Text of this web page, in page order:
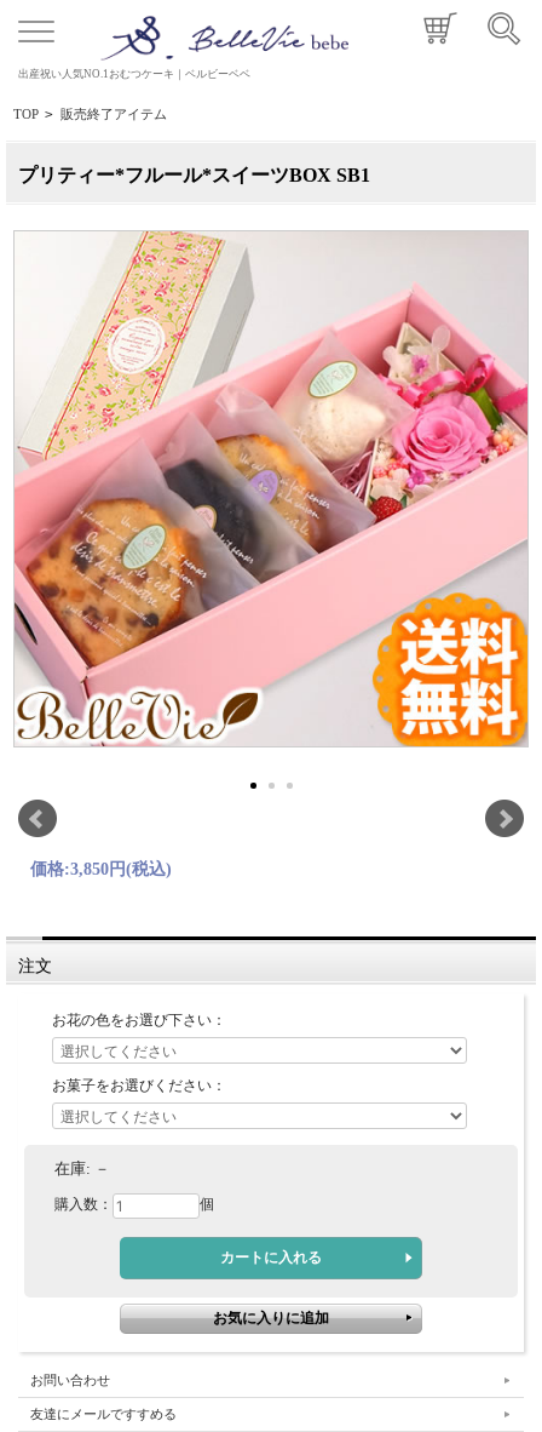
出産祝い人気NO.1おむつケーキ｜ベルビーベベ
TOP > 販売終了アイテム
プリティー*フルール*スイーツBOX SB1
価格:3,850円(税込)
注文
お花の色をお選び下さい：
お菓子をお選びください：
在庫: －
購入数： 個
お問い合わせ
友達にメールですすめる